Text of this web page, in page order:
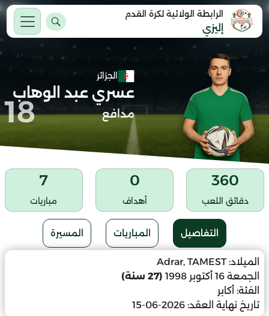
الرابطة الولائية لكرة القدم
إليزي
الجزائر
عسري عبد الوهاب
مدافع 18
360
دقائق اللعب
0
أهداف
7
مباريات
التفاصيل المباريات المسيرة
الميلاد: Adrar, TAMEST
الجمعة 16 أكتوبر 1998
(27 سنة)
الفئة: أكابر
تاريخ نهاية العقد: 2026-06-15